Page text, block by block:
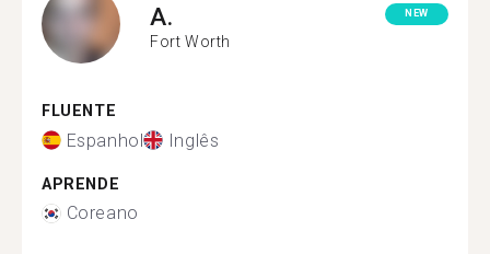
A.
Fort Worth
NEW
FLUENTE
Espanhol Inglês
APRENDE
Coreano